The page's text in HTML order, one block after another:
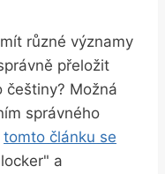
různé významy
přeložit
Možná
správného
tomto článku se
a